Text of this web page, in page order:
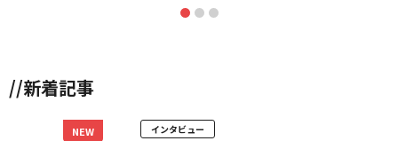
//新着記事
NEW インタビュー